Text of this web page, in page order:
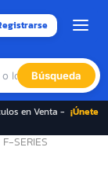
Búsqueda
en Venta - ¡Únete
F-SERIES